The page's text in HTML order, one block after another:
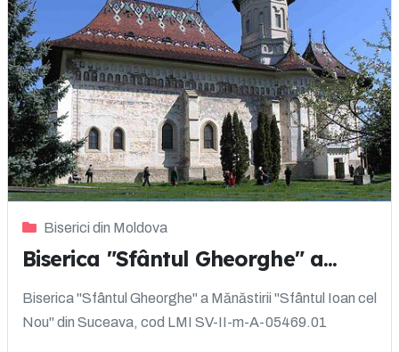
Biserici din Moldova
Biserica "Sfântul Gheorghe" a...
Biserica "Sfântul Gheorghe" a Mănăstirii "Sfântul Ioan cel
Nou" din Suceava, cod LMI SV-II-m-A-05469.01